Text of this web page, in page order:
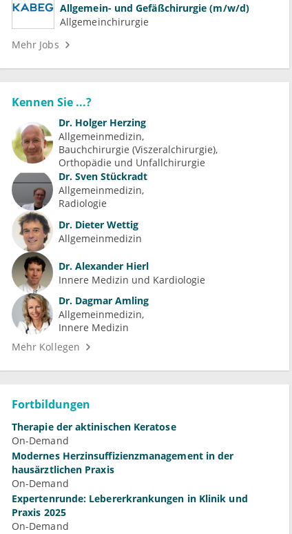
Allgemein- und Gefäßchirurgie (m/w/d)
Allgemeinchirurgie
Mehr Jobs
Kennen Sie ...?
Dr. Holger Herzing
Allgemeinmedizin
Bauchchirurgie (Viszeralchirurgie)
Orthopädie und Unfallchirurgie
Dr. Sven Stückradt
Allgemeinmedizin
Radiologie
Dr. Dieter Wettig
Allgemeinmedizin
Dr. Alexander Hierl
Innere Medizin und Kardiologie
Dr. Dagmar Amling
Allgemeinmedizin
Innere Medizin
Mehr Kollegen
Fortbildungen
Therapie der aktinischen Keratose
On-Demand
Modernes Herzinsuffizienzmanagement in der
hausärztlichen Praxis
On-Demand
Expertenrunde: Lebererkrankungen in Klinik und
Praxis 2025
On-Demand